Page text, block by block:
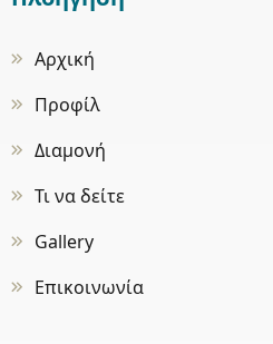
Αρχική
Προφίλ
Διαμονή
Τι να δείτε
Gallery
Επικοινωνία